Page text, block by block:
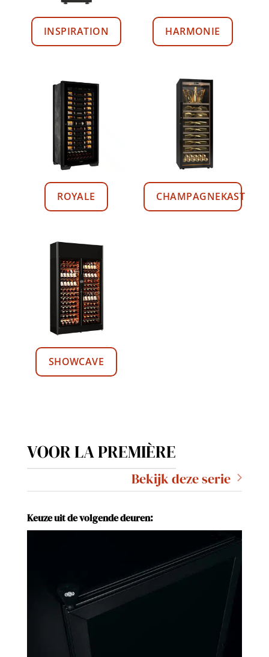
INSPIRATION HARMONIE
ROYALE CHAMPAGNEKAST
SHOWCAVE
VOOR LA PREMIÈRE
Bekijk deze serie
Keuze uit de volgende deuren: